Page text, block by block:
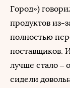
Город»)
продуктов из-
полностью
поставщиков.
лучше стало –
сидели